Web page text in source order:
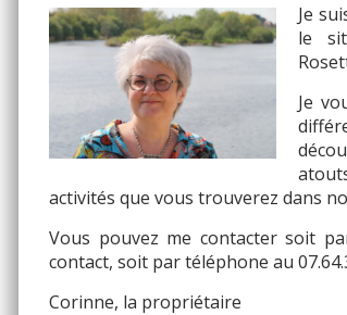
Je
le
Je
activités que vous trouverez dans
Vous pouvez me contacter soit
contact, soit par téléphone au
Corinne, la propriétaire